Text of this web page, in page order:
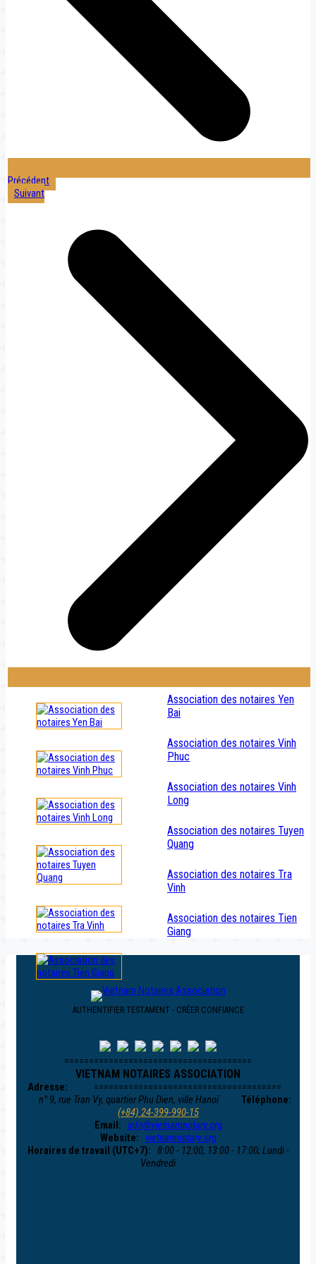
Précédent
Suivant
Association des notaires Yen
Bai
Association des notaires Vinh
Phuc
Association des notaires Vinh
Long
Association des notaires Tuyen
Quang
Association des notaires Tra
Vinh
Association des notaires Tien
Giang
AUTHENTIFIER TESTAMENT - CRÉER CONFIANCE
======================================
VIETNAM NOTAIRES ASSOCIATION
======================================
Adresse:
n° 9, rue Tran Vy, quartier Phu Dien, ville Hanoï
Téléphone:
(+84) 24-399-990-15
Email: info@vietnamnotary.org
Website:
vietnamnotary.org
Horaires de travail (UTC+7): 8:00 - 12:00, 13:00 - 17:00; Lundi -
Vendredi